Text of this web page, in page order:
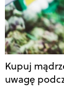
Kupuj
uwagę